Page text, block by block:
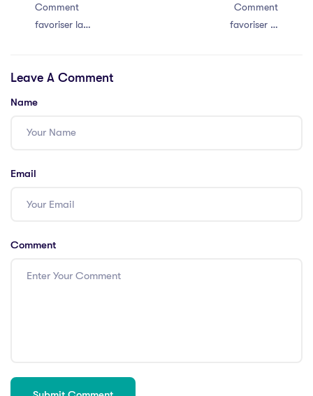
Comment
favoriser la
de votre équipe
Comment
favoriser la
Leave A Comment
Name
Email
Comment